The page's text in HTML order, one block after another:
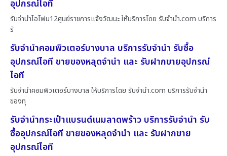
อุปกรณ์ไอที
รับจำนำไอโฟน12ศูนย์ราชการแจ้งวัฒนะ ให้บริการโดย รับจํานํา.com บริการ
รั
รับจำนำคอมพิวเตอร์บางบาล บริการรับจำนำ รับซื้อ
อุปกรณ์ไอที ขายของหลุดจำนำ และ รับฝากขายอุปกรณ์
ไอที
รับจำนำคอมพิวเตอร์บางบาล ให้บริการโดย รับจํานํา.com บริการรับจำนำ
ของทุ
รับจำนำกระเป๋าแบรนด์เนมลาดพร้าว บริการรับจำนำ รับ
ซื้ออุปกรณ์ไอที ขายของหลุดจำนำ และ รับฝากขาย
อุปกรณ์ไอที